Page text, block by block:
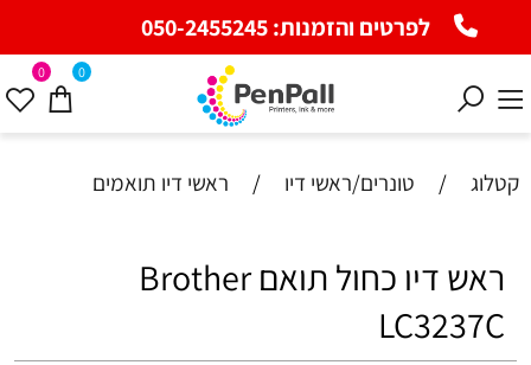
לפרטים והזמנות:050-2455245
0 0
קטלוג / טונרים/ראשי דיו / ראשי דיו תואמים
‏ראש דיו כחול תואם Brother
LC3237C